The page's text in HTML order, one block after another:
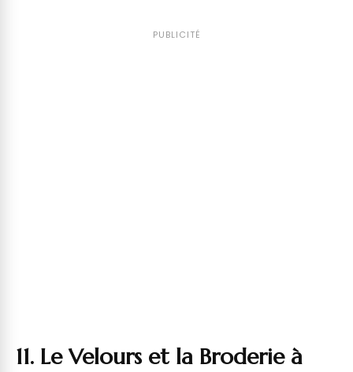
PUBLICITÉ
11. Le Velours et la Broderie à